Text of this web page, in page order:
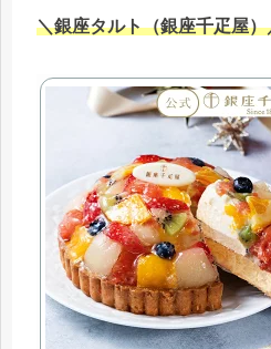
＼銀座タルト（銀座千疋屋）